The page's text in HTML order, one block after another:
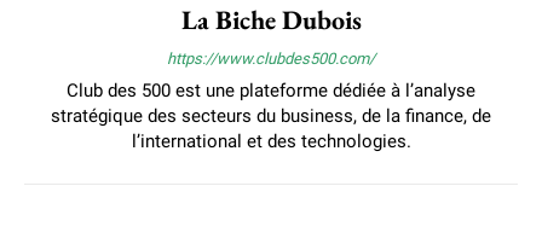
La Biche Dubois
https://www.clubdes500.com/
Club des 500 est une plateforme dédiée à l’analyse
stratégique des secteurs du business, de la finance, de
l’international et des technologies.